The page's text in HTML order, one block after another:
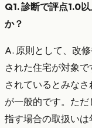
Q1. 診断で評点1.0
か？
A. 原則として、改
された住宅が対象
されているとみな
が一般的です。た
指す場合の取扱い